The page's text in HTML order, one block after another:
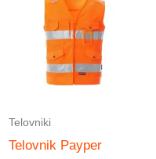
Telovniki
Telovnik Payper